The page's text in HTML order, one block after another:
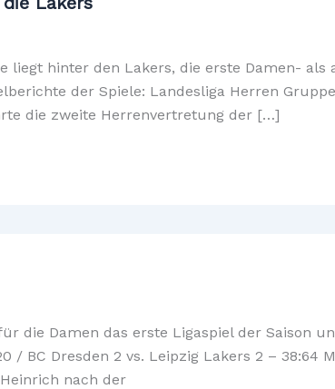
liegt hinter den Lakers, die erste Damen-
der Spiele: Landesliga Herren
die zweite Herrenvertretung der […]
die Damen das erste Ligaspiel der Saison
/ BC Dresden 2 vs. Leipzig Lakers 2 –
nach der